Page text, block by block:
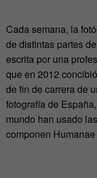
Cada semana, la
de distintas partes
escrita por una
que en 2012
de fin de carrera de
fotografía de
mundo han usado
componen